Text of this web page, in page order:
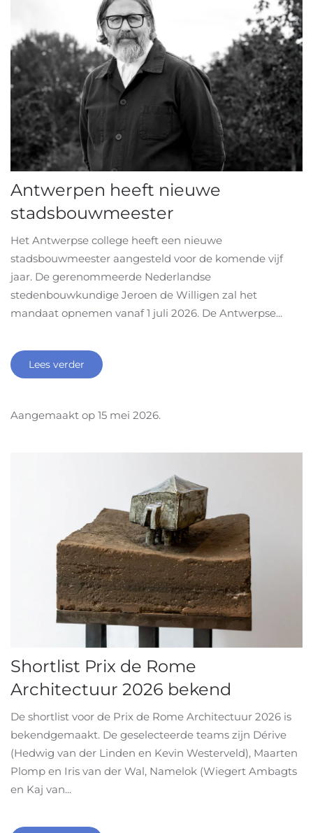
Antwerpen heeft nieuwe
stadsbouwmeester
Het Antwerpse college heeft een nieuwe
stadsbouwmeester aangesteld voor de komende vijf
jaar. De gerenommeerde Nederlandse
stedenbouwkundige Jeroen de Willigen zal het
mandaat opnemen vanaf 1 juli 2026. De Antwerpse...
Lees verder
Aangemaakt op 15 mei 2026.
Shortlist Prix de Rome
Architectuur 2026 bekend
De shortlist voor de Prix de Rome Architectuur 2026 is
bekendgemaakt. De geselecteerde teams zijn Dérive
(Hedwig van der Linden en Kevin Westerveld), Maarten
Plomp en Iris van der Wal, Namelok (Wiegert Ambagts
en Kaj van...